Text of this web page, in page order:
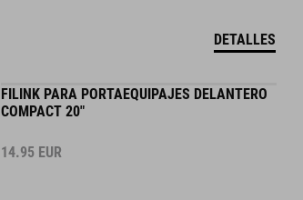
DETALLES
FILINK PARA PORTAEQUIPAJES DELANTERO
COMPACT 20"
14.95 EUR